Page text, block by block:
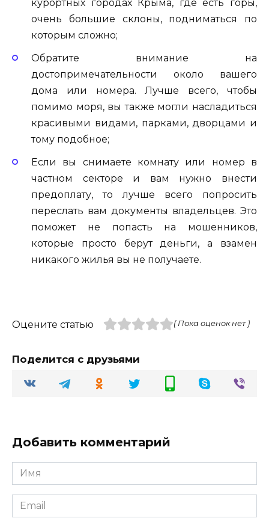
курортных городах Крыма, где есть горы,
очень большие склоны, подниматься по
которым сложно;
Обратите внимание на
достопримечательности около вашего
дома или номера. Лучше всего, чтобы
помимо моря, вы также могли насладиться
красивыми видами, парками, дворцами и
тому подобное;
Если вы снимаете комнату или номер в
частном секторе и вам нужно внести
предоплату, то лучше всего попросить
переслать вам документы владельцев. Это
поможет не попасть на мошенников,
которые просто берут деньги, а взамен
никакого жилья вы не получаете.
Оцените статью ( Пока оценок нет )
Поделится с друзьями
Добавить комментарий
Имя
Email